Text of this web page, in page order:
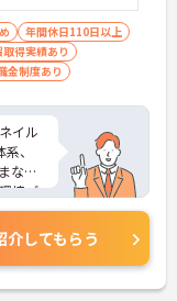
年間休日110日以上
得実績あり
金制度あり
イル
、
な制
境づ
りの
ざま
が主
介してもらう